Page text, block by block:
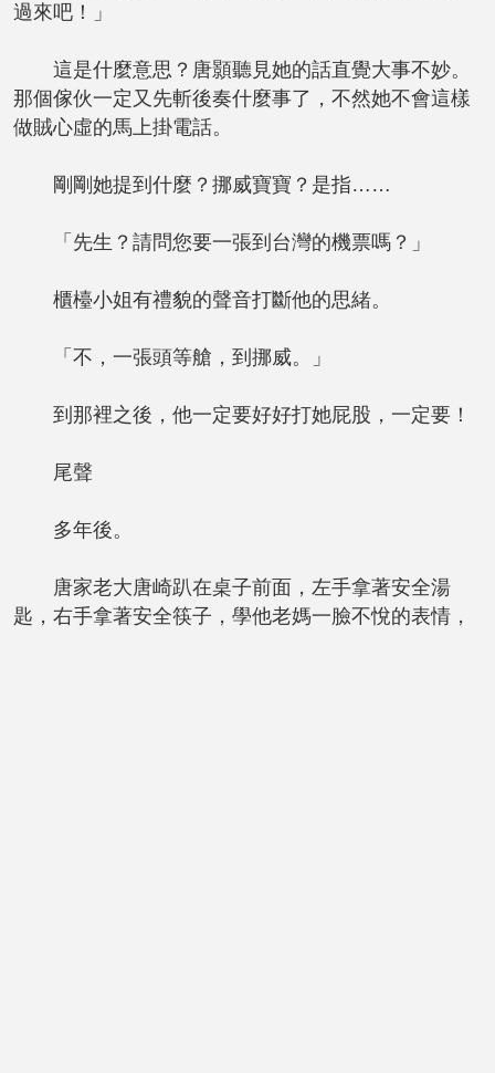
過來吧！」
這是什麼意思？唐顥聽見她的話直覺大事不妙。
那個傢伙一定又先斬後奏什麼事了，不然她不會這樣
做賊心虛的馬上掛電話。
剛剛她提到什麼？挪威寶寶？是指……
「先生？請問您要一張到台灣的機票嗎？」
櫃檯小姐有禮貌的聲音打斷他的思緒。
「不，一張頭等艙，到挪威。」
到那裡之後，他一定要好好打她屁股，一定要！
尾聲
多年後。
唐家老大唐崎趴在桌子前面，左手拿著安全湯
匙，右手拿著安全筷子，學他老媽一臉不悅的表情，